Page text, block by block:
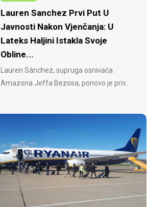
Lauren Sanchez Prvi Put U
Javnosti Nakon Vjenčanja: U
Lateks Haljini Istakla Svoje
Obline...
Lauren Sánchez, supruga osnivača
Amazona Jeffa Bezosa, ponovo je priv..